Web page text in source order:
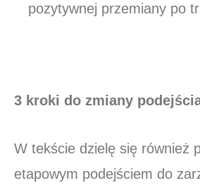
pozytywnej przemiany po
3 kroki do zmiany
W tekście dzielę się również
etapowym podejściem do